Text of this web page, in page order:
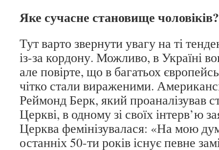
Яке сучасне становище чоловіків?
Тут варто звернути увагу на ті
із-за кордону. Можливо, в Україні
але повірте, що в багатьох
чітко стали вираженими.
Реймонд Берк, який проаналізував
Церкві, в одному зі своїх інтерв’ю
Церква фемінізувалася: «На мою
останніх 50-ти років існує певне